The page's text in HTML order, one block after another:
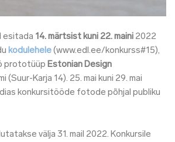
esitada 14. märtsist kuni 22. maini 2022
kodulehele (www.edl.ee/konkurss#15),
prototüüp Estonian Design
(Suur-Karja 14). 25. mai kuni 29. mai
konkursitööde fotode põhjal publiku
välja 31. mail 2022. Konkursile